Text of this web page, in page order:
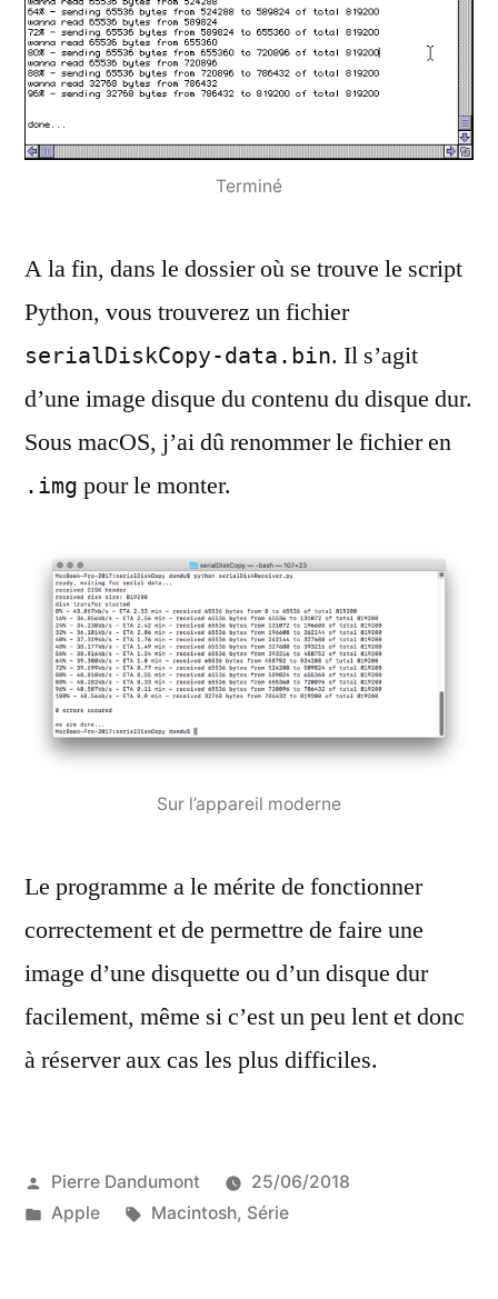
Terminé
A la fin, dans le dossier où se trouve le script
Python, vous trouverez un fichier
serialDiskCopy-data.bin. Il s’agit
d’une image disque du contenu du disque dur.
Sous macOS, j’ai dû renommer le fichier en
.img pour le monter.
Sur l’appareil moderne
Le programme a le mérite de fonctionner
correctement et de permettre de faire une
image d’une disquette ou d’un disque dur
facilement, même si c’est un peu lent et donc
à réserver aux cas les plus difficiles.
Publié
par
Pierre Dandumont
25/06/2018
Publié
Apple Étiquettes :
Macintosh, Série